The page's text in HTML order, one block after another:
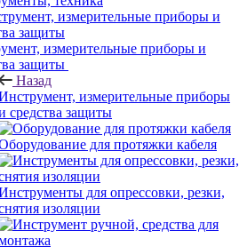
измерительные приборы и
защиты
Назад
измерительные приборы
средства защиты
для протяжки кабеля
для опрессовки, резки,
изоляции